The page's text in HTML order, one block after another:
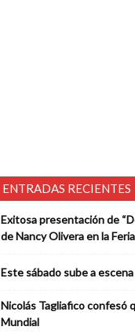
ENTRADAS RECIENTES
Exitosa presentación de
de Nancy Olivera en la
Este sábado sube a
Nicolás Tagliafico confesó
Mundial